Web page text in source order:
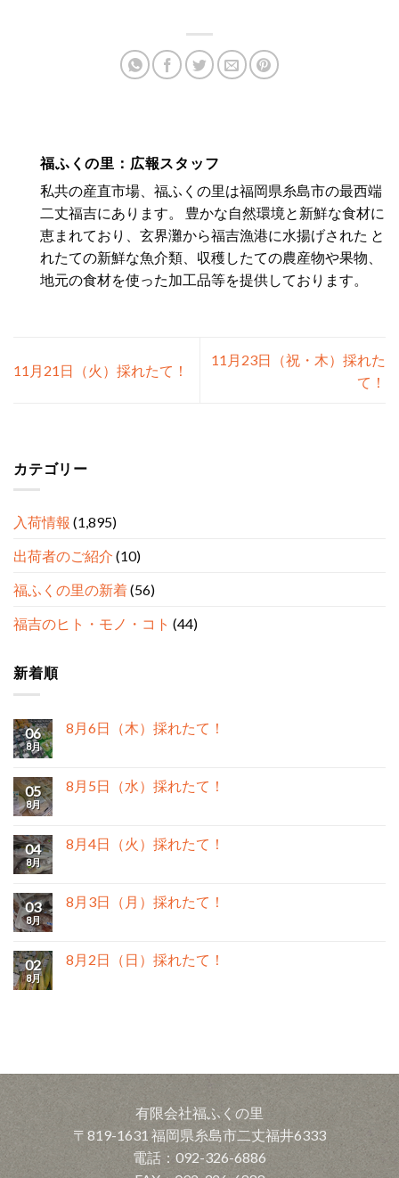
カテゴリー
入荷情報 (1,895)
出荷者のご紹介 (10)
福ふくの里の新着(56)
福吉のヒト・モノ・コト (44)
新着順
06
8月
8月6日（木）採れたて！
05
8月
8月5日（水）採れたて！
04
8月
8月4日（火）採れたて！
03
8月
8月3日（月）採れたて！
02
8月
8月2日（日）採れたて！
福ふくの里：広報スタッフ
私共の産直市場、福ふくの里は福岡県糸島市の最西端
二丈福吉にあります。 豊かな自然環境と新鮮な食材に
恵まれており、玄界灘から福吉漁港に水揚げされた と
れたての新鮮な魚介類、収穫したての農産物や果物、
地元の食材を使った加工品等を提供しております。
11月21日（火）採れたて！
11月23日（祝・木）採れた
て！
有限会社福ふくの里
〒819-1631 福岡県糸島市二丈福井6333
電話：092-326-6886